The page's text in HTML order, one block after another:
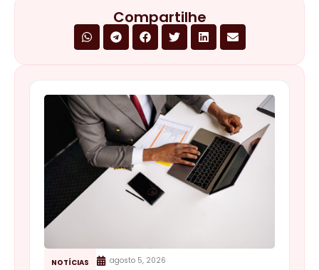
NOTÍCIAS agosto 5, 2026
Compartilhe